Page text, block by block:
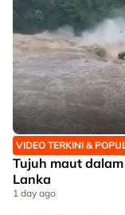
VIDEO TERKINI &
Tujuh maut
Lanka
1 day ago